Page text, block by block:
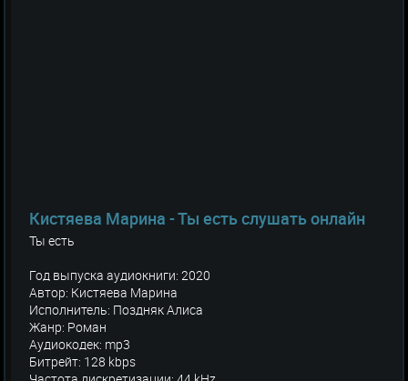
Кистяева Марина - Ты есть слушать онлайн
Ты есть
Год выпуска аудиокниги: 2020
Автор: Кистяева Марина
Исполнитель: Поздняк Алиса
Жанр: Роман
Аудиокодек: mp3
Битрейт: 128 kbps